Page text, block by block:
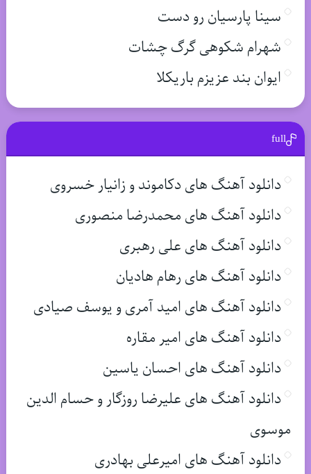
سینا پارسیان رو دست
شهرام شکوهی گرگ چشات
ایوان بند عزیزم باریکلا
full
دانلود آهنگ های دکاموند و زانیار خسروی
دانلود آهنگ های محمدرضا منصوری
دانلود آهنگ های علی رهبری
دانلود آهنگ های رهام هادیان
دانلود آهنگ های امید آمری و یوسف صیادی
دانلود آهنگ های امیر مقاره
دانلود آهنگ های احسان یاسین
دانلود آهنگ های علیرضا روزگار و حسام الدین
موسوی
دانلود آهنگ های امیرعلی بهادری